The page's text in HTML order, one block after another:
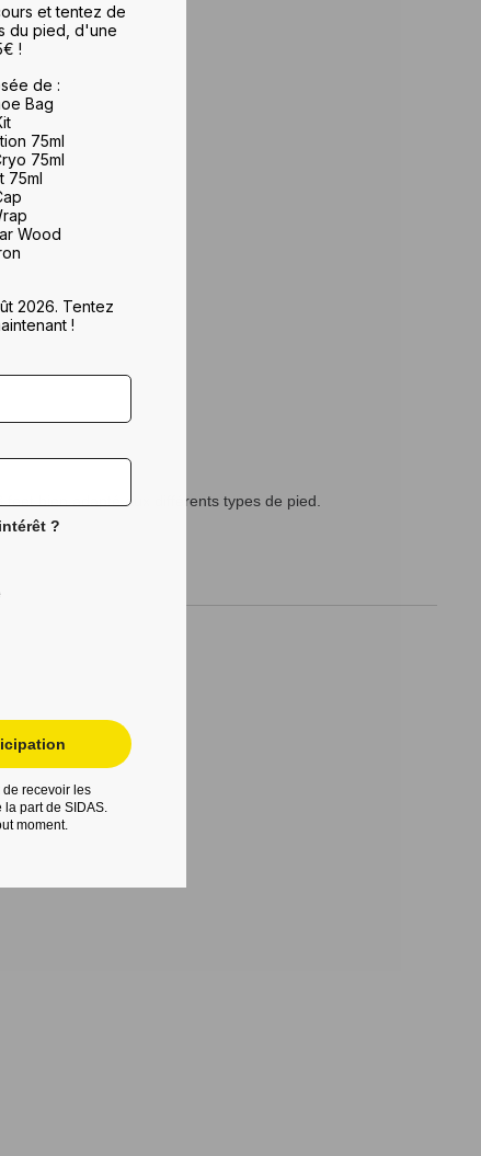
bien adapté aux différents types de pied.
et tentez de
du pied, d'une
!
de :
Bag
75ml
75ml
75ml
Wood
2026. Tentez
!
?
de recevoir les
part de SIDAS.
moment.